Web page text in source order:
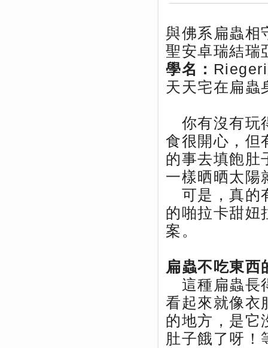
與佛系扁蟲相
聖安卓瑞結瑞
學名：
天天宅在扁蟲
你有沒有玩
食很開心，但
的事去填飽肚
一樣晒晒太陽
可是，真的
的啪拉卡甜
案。
扁蟲不吃東西
這種扁蟲長
看起來就像衣
的地方，是它
肚子餓了呀